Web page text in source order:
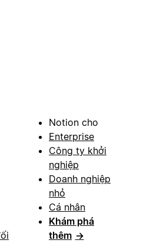
Notion cho
Enterprise
Công ty khởi
nghiệp
Doanh nghiệp
nhỏ
Cá nhân
Khám phá
thêm →